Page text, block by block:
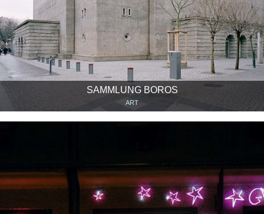
SAMMLUNG BOROS
ART